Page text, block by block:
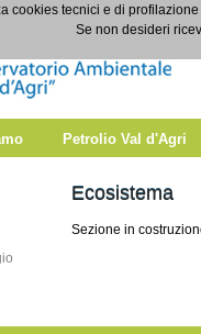
Petrolio Val d'Agri
Ecosistema
Sezione in
cookies tecnici e di
Se non desideri